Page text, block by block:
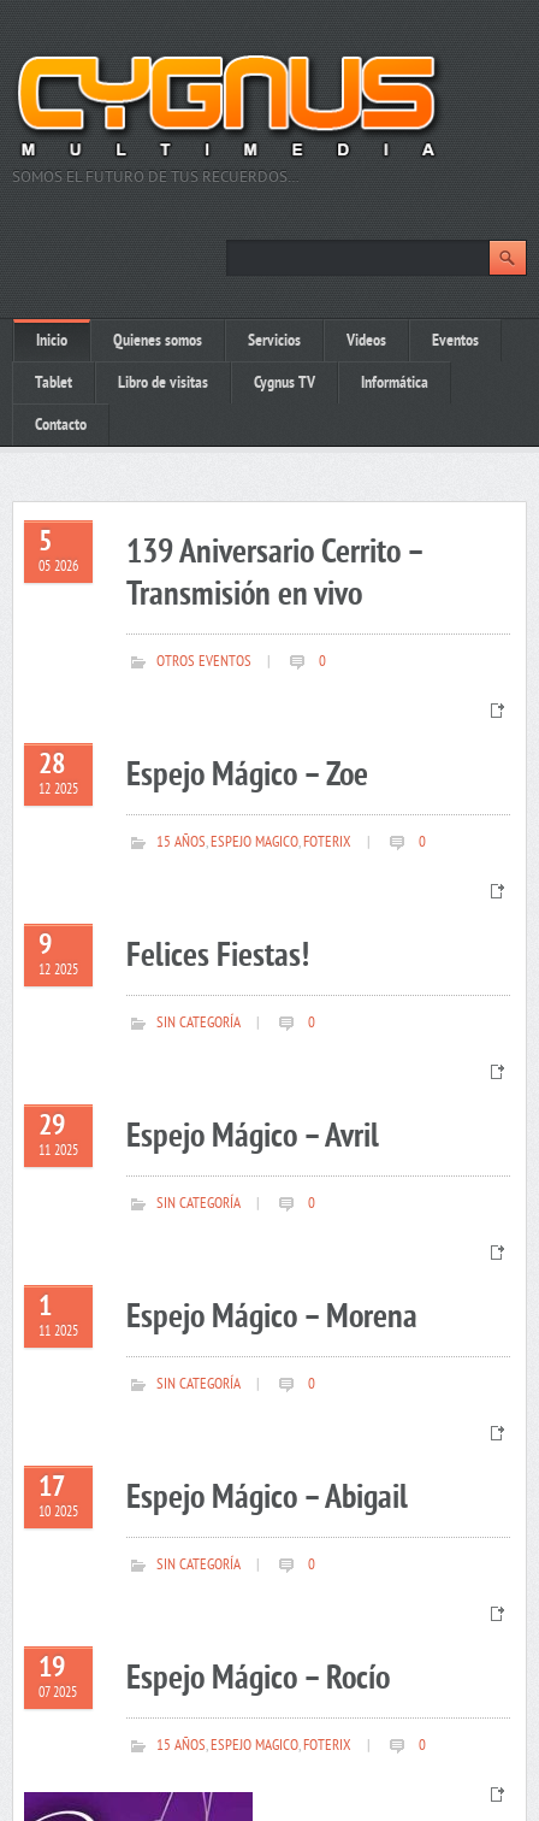
SOMOS EL FUTURO DE TUS RECUERDOS…
Inicio Quienes somos Servicios Videos Eventos
Tablet Libro de visitas Cygnus TV Informática
Contacto
5
05 2026
139 Aniversario Cerrito –
Transmisión en vivo
OTROS EVENTOS 0
28
12 2025 Espejo Mágico – Zoe
15 AÑOS,ESPEJO MAGICO,FOTERIX 0
9
12 2025 Felices Fiestas!
SIN CATEGORÍA 0
29
11 2025 Espejo Mágico – Avril
SIN CATEGORÍA 0
1
11 2025 Espejo Mágico – Morena
SIN CATEGORÍA 0
17
10 2025 Espejo Mágico – Abigail
SIN CATEGORÍA 0
19
07 2025 Espejo Mágico – Rocío
15 AÑOS,ESPEJO MAGICO,FOTERIX 0